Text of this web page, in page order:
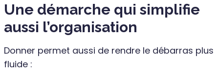
Une démarche qui simplifie
aussi l’organisation
Donner permet aussi de rendre le débarras plus
fluide :